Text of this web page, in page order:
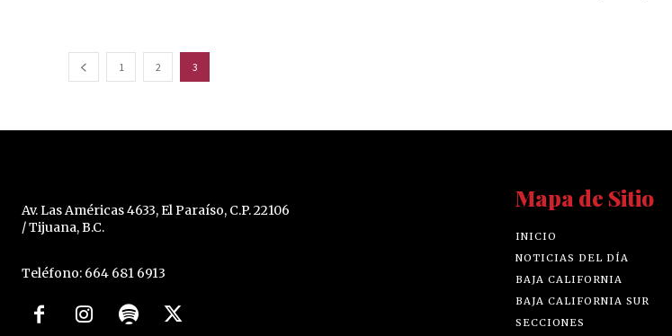
1 2 3
Av. Las Américas 4633, El Paraíso, C.P. 22106
/ Tijuana, B.C.
Teléfono: 664 681 6913
Mapa de Sitio
INICIO
NOTICIAS DEL DÍA
BAJA CALIFORNIA
BAJA CALIFORNIA SUR
SECCIONES